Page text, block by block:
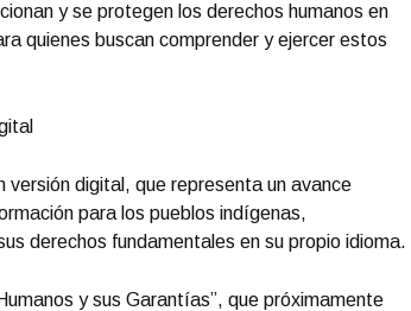
y se protegen los derechos humanos en
quienes buscan comprender y ejercer estos
versión digital, que representa un avance
para los pueblos indígenas,
derechos fundamentales en su propio idioma.
y sus Garantías”, que próximamente